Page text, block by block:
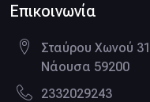
Επικοινωνία
Σταύρου Χωνού 31
Νάουσα 59200
2332029243